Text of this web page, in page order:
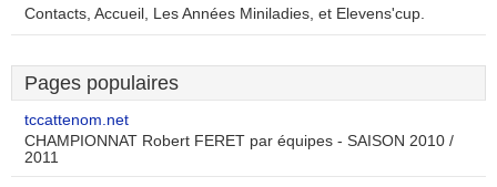
Contacts, Accueil, Les Années Miniladies, et Elevens'cup.
Pages populaires
tccattenom.net
CHAMPIONNAT Robert FERET par équipes - SAISON 2010 /
2011